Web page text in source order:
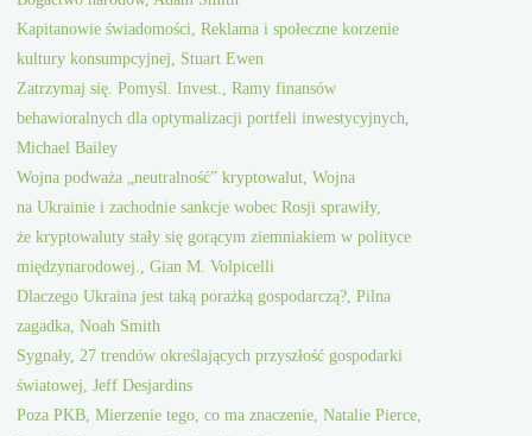
Kapitanowie świadomości, Reklama i społeczne korzenie
kultury konsumpcyjnej, Stuart Ewen
Zatrzymaj się. Pomyśl. Invest., Ramy finansów
behawioralnych dla optymalizacji portfeli inwestycyjnych,
Michael Bailey
Wojna podważa „neutralność” kryptowalut, Wojna
na Ukrainie i zachodnie sankcje wobec Rosji sprawiły,
że kryptowaluty stały się gorącym ziemniakiem w polityce
międzynarodowej., Gian M. Volpicelli
Dlaczego Ukraina jest taką porażką gospodarczą?, Pilna
zagadka, Noah Smith
Sygnały, 27 trendów określających przyszłość gospodarki
światowej, Jeff Desjardins
Poza PKB, Mierzenie tego, co ma znaczenie, Natalie Pierce,